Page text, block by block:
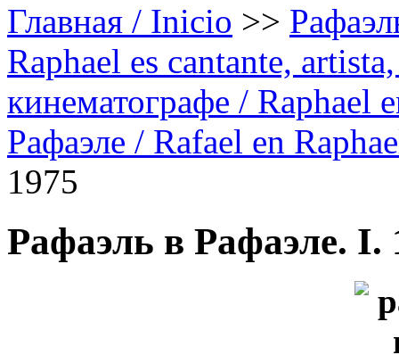
Главная / Inicio >>
Raphael es cantante,
кинематографе / Raphael
Рафаэле / Rafael en
1975
Рафаэль в Рафаэле. I.